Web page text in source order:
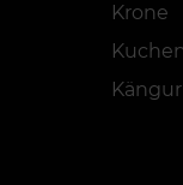
Krone